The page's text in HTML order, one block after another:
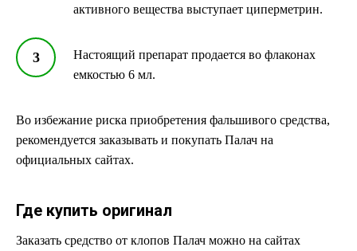
активного вещества выступает циперметрин.
Настоящий препарат продается во флаконах
емкостью 6 мл.
Во избежание риска приобретения фальшивого средства,
рекомендуется заказывать и покупать Палач на
официальных сайтах.
Где купить оригинал
Заказать средство от клопов Палач можно на сайтах